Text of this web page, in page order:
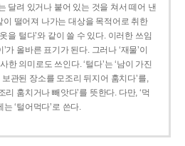
달려 있거나 붙어 있는 것을 쳐서 떼어 낸
이 떨어져 나가는 대상을 목적어로 취한
을 털다’와 같이 쓸 수 있다. 이러한 쓰임
가 올바른 표기가 된다. 그러나 ‘재물’이
한 의미로도 쓰인다. ‘털다’는 ‘남이 가진
관된 장소를 모조리 뒤지어 훔치다’를,
리 훔치거나 빼앗다’를 뜻한다. 다만, ‘먹
‘털어먹다’로 쓴다.